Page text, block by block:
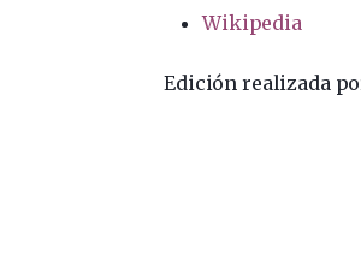
Wikipedia
Edición realizada